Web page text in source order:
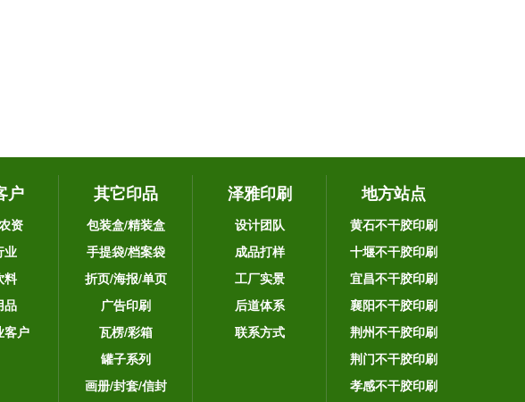
户
资
业
料
品
客户
其它印品
包装盒/精装盒
手提袋/档案袋
折页/海报/单页
广告印刷
瓦楞/彩箱
罐子系列
画册/封套/信封
泽雅印刷
设计团队
成品打样
工厂实景
后道体系
联系方式
地方站点
黄石不干胶印刷
十堰不干胶印刷
宜昌不干胶印刷
襄阳不干胶印刷
荆州不干胶印刷
荆门不干胶印刷
孝感不干胶印刷